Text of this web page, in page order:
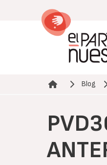
Ruta de navegación
Blog